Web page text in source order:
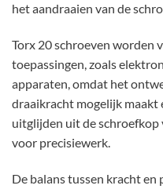
het aandraaien van de
Torx 20 schroeven worden
toepassingen, zoals
apparaten, omdat het
draaikracht mogelijk maakt
uitglijden uit de
voor precisiewerk.
De balans tussen kracht en